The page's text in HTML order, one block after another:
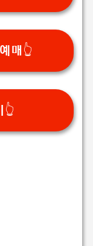
매👆